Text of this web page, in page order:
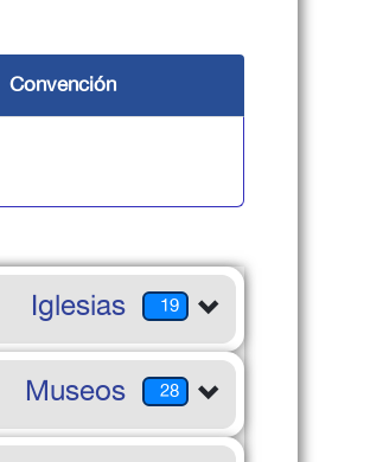
Convención
19
Iglesias
28
Museos